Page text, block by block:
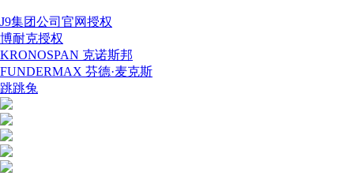
J9集团公司官网授权
博耐克授权
KRONOSPAN 克诺斯邦
FUNDERMAX 芬德·麦克斯
跳跳兔